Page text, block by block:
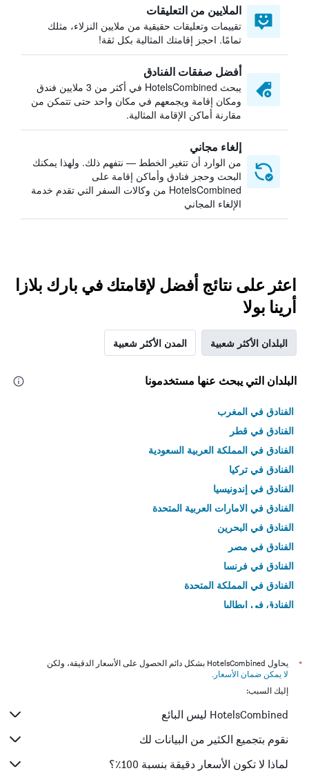
الملايين من التعليقات
تقييمات وتعليقات حقيقية من ملايين النزلاء، مثلك
تمامًا. احجز إقامتك المثالية بكل ثقة!
أفضل صفقات الفنادق
يبحث HotelsCombined في أكثر من 3 ملايين فندق
ومكان إقامة ويجمعهم في مكان واحد حتى تتمكن من
مقارنة أماكن الإقامة المثالية.
إلغاء مجاني
من الوارد أن تتغير الخطط — نتفهم ذلك. ولهذا يمكنك
البحث وحجز فنادق وأماكن إقامة على
HotelsCombined من وكالات السفر التي تقدم خدمة
الإلغاء المجاني
اعثر على نتائج أفضل لإقامتك في بارك بلازا
أرينا بولا
البلدان الأكثر شعبية المدن الأكثر شعبية
البلدان التي يبحث عنها مستخدمونا
الفنادق في المغرب
الفنادق في قطر
الفنادق في المملكة العربية السعودية
الفنادق في تركيا
الفنادق في إندونيسيا
الفنادق في الامارات العربية المتحدة
الفنادق في البحرين
الفنادق في مصر
الفنادق في فرنسا
الفنادق في المملكة المتحدة
الفنادق في إيطاليا
*
يحاول HotelsCombined بشكل دائم الحصول على الأسعار الدقيقة، ولكن
لا يمكن ضمان الأسعار .
إليك السبب:
HotelsCombined ليس البائع
نقوم بتجميع الكثير من البيانات لك
لماذا لا تكون الأسعار دقيقة بنسبة 100٪؟